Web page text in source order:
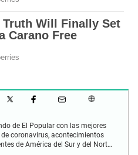
de El Popular con las mejores
coronavirus, acontecimientos
de América del Sur y del Norte,